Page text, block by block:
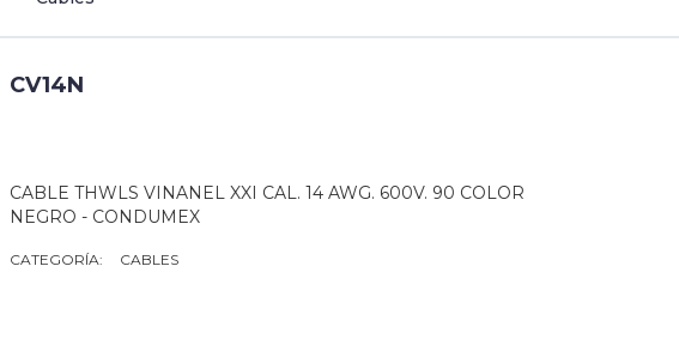
CV14N
CABLE THWLS VINANEL XXI CAL. 14 AWG. 600V. 90 COLOR
NEGRO - CONDUMEX
CATEGORÍA: CABLES